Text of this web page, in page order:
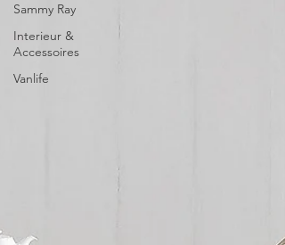
Sammy Ray
Interieur &
Accessoires
Vanlife